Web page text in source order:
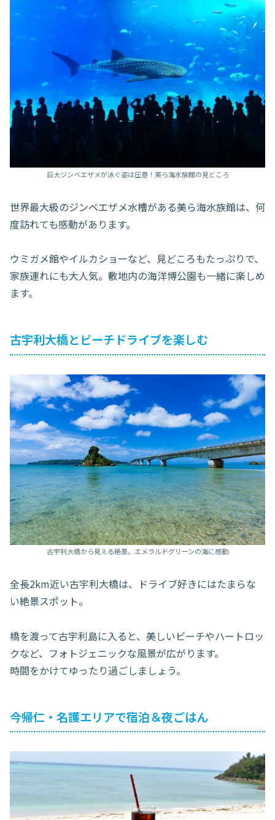
巨大ジンベエザメが泳ぐ姿は圧巻！美ら海水族館の見どころ
世界最大級のジンベエザメ水槽がある美ら海水族館は、何
度訪れても感動があります。
ウミガメ館やイルカショーなど、見どころもたっぷりで、
家族連れにも大人気。敷地内の海洋博公園も一緒に楽しめ
ます。
古宇利大橋とビーチドライブを楽しむ
古宇利大橋から見える絶景。エメラルドグリーンの海に感動
全長2km近い古宇利大橋は、ドライブ好きにはたまらな
い絶景スポット。
橋を渡って古宇利島に入ると、美しいビーチやハートロッ
クなど、フォトジェニックな風景が広がります。
時間をかけてゆったり過ごしましょう。
今帰仁・名護エリアで宿泊＆夜ごはん